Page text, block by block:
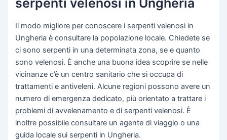
Il modo migliore per conoscere i serpenti velenosi in
Ungheria è consultare la popolazione locale. Chiedete se
ci sono serpenti in una determinata zona, se e quanto
sono velenosi. È anche una buona idea scoprire se nelle
vicinanze c’è un centro sanitario che si occupa di
trattamenti e antiveleni. Alcune regioni possono avere un
numero di emergenza dedicato, più orientato a trattare i
problemi di avvelenamento e di serpenti velenosi. È
inoltre possibile consultare un agente di viaggio o una
guida locale sui serpenti in Ungheria.